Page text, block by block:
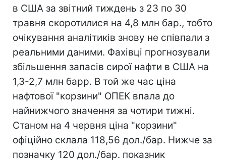
в США за звітний тиждень з 23 по 30
травня скоротилися на 4,8 млн бар., тобто
очікування аналітиків знову не співпали з
реальними даними. Фахівці прогнозували
збільшення запасів сирої нафти в США на
1,3-2,7 млн барр. В той же час ціна
нафтової "корзини" ОПЕК впала до
найнижчого значення за чотири тижні.
Станом на 4 червня ціна "корзини"
офіційно склала 118,56 дол./бар. Нижче за
позначку 120 дол./бар. показник